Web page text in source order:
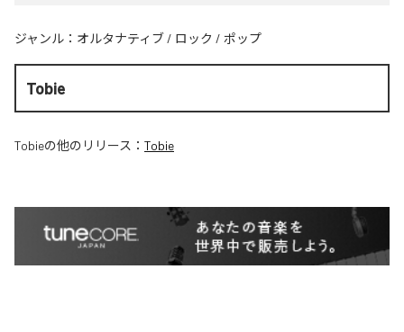
ジャンル： オルタナティブ / ロック / ポップ
Tobie
Tobieの他のリリース： Tobie